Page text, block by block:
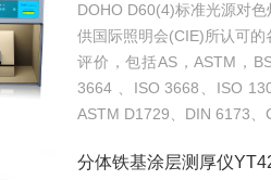
DOHO D60(4)标准光源对
供国际照明会(CIE)所认可
评价，包括AS，ASTM，
3664 、ISO 3668、ISO
ASTM D1729、DIN 6173、
分体铁基涂层测厚仪